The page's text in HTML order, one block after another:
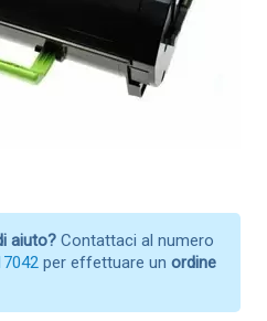
aiuto? Contattaci al numero
per effettuare un ordine